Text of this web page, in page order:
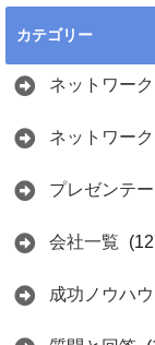
カテゴリー
ネットワー
ネットワー
プレゼンテ
会社一覧
成功ノウハウ